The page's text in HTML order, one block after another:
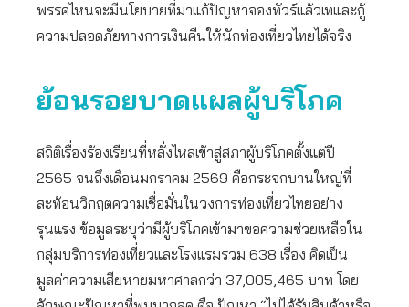
พรรคไหนจะมีนโยบายที่มาแก้ปัญหาจองทัวร์แล้วเทและกู้
ความปลอดภัยทางการเงินคืนให้นักท่องเที่ยวไทยได้จริง
ย้อนรอยบาดแผลผู้บริโภค
สถิติเรื่องร้องเรียนที่หลั่งไหลเข้าสู่สภาผู้บริโภคตั้งแต่ปี
2565 จนถึงเดือนมกราคม 2569 คือกระจกบานใหญ่ที่
สะท้อนวิกฤตความเชื่อมั่นในวงการท่องเที่ยวไทยอย่าง
รุนแรง ข้อมูลระบุว่ามีผู้บริโภคเข้ามาขอความช่วยเหลือใน
กลุ่มบริการท่องเที่ยวและโรงแรมรวม 638 เรื่อง คิดเป็น
มูลค่าความเสียหายมหาศาลกว่า 37,005,465 บาท โดย